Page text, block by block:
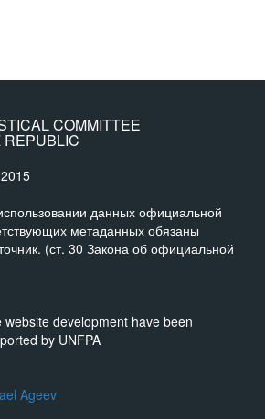
COMMITTEE
REPUBLIC
данных официальной
метаданных обязаны
(ст. 30 Закона об официальной
website development have been
by UNFPA
Ageev